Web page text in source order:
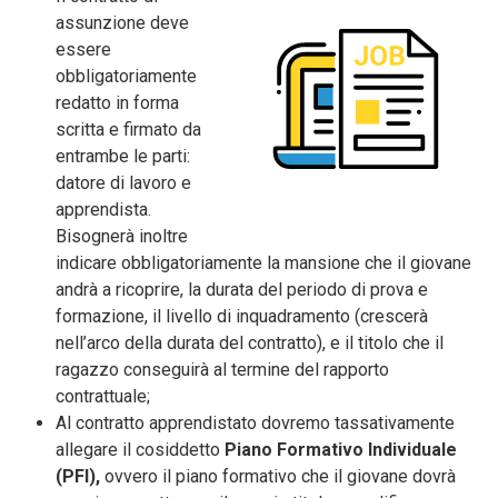
assunzione deve
essere
obbligatoriamente
redatto in forma
scritta e firmato da
entrambe le parti:
datore di lavoro e
apprendista.
Bisognerà inoltre
indicare obbligatoriamente la mansione che il giovane
andrà a ricoprire, la durata del periodo di prova e
formazione, il livello di inquadramento (crescerà
nell’arco della durata del contratto), e il titolo che il
ragazzo conseguirà al termine del rapporto
contrattuale;
Al contratto apprendistato dovremo tassativamente
allegare il cosiddetto Piano Formativo Individuale
(PFI), ovvero il piano formativo che il giovane dovrà